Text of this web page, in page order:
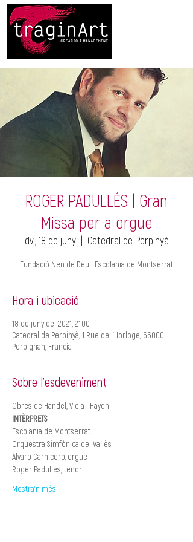
ROGER PADULLÉS | Gran
Missa per a orgue
dv., 18 de juny
  |
Catedral de Perpinyà
Fundació Nen de Déu i Escolania de Montserrat
Hora i ubicació
18 de juny del 2021, 21:00
Catedral de Perpinyà, 1 Rue de l'Horloge, 66000
Perpignan, Francia
Sobre l'esdeveniment
Obres de Händel, Viola i Haydn.
INTÈRPRETS
Escolania de Montserrat
Orquestra Simfònica del Vallès
Álvaro Carnicero, orgue
Roger Padullés, tenor
Mostra'n més